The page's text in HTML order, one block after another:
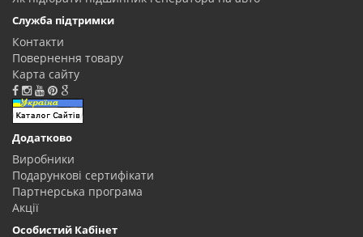
Служба підтримки
Контакти
Повернення товару
Карта сайту
Додатково
Виробники
Подарункові сертифікати
Партнерська програма
Акції
Особистий Кабінет